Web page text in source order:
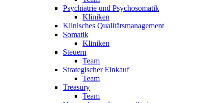
Psychiatrie und Psychosomatik
Kliniken
Klinisches Qualitätsmanagement
Somatik
Kliniken
Steuern
Team
Strategischer Einkauf
Team
Treasury
Team